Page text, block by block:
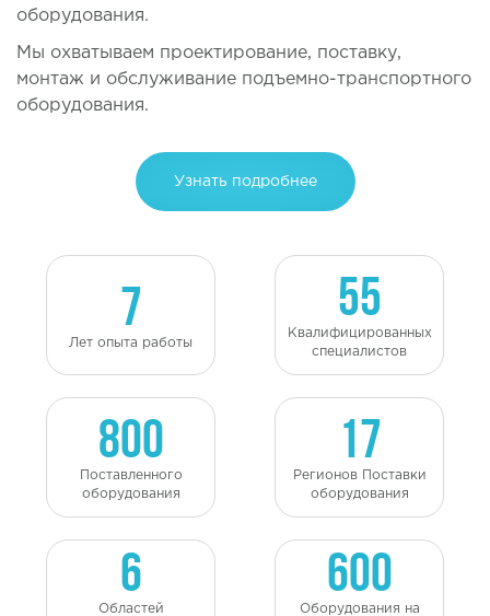
оборудования.
Мы охватываем проектирование, поставку,
монтаж и обслуживание подъемно-транспортного
оборудования.
Узнать подробнее
7
Лет опыта работы
55
Квалифицированных
специалистов
800
Поставленного
оборудования
17
Регионов Поставки
оборудования
6
Областей
600
Оборудования на